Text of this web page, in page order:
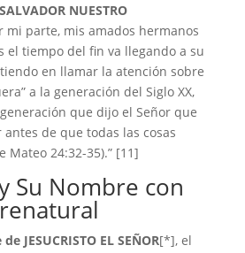
NUESTRO
mi parte, mis amados hermanos
el tiempo del fin va llegando a su
en llamar la atención sobre
a la generación del Siglo XX,
que dijo el Señor que
de que todas las cosas
Mateo 24:32-35).” [11]
Su Nombre con
JESUCRISTO EL SEÑOR[*], el